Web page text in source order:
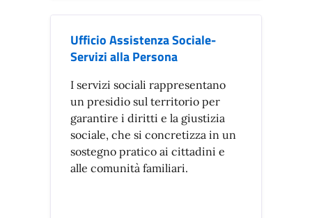
Ufficio Assistenza Sociale-
Servizi alla Persona
I servizi sociali rappresentano
un presidio sul territorio per
garantire i diritti e la giustizia
sociale, che si concretizza in un
sostegno pratico ai cittadini e
alle comunità familiari.